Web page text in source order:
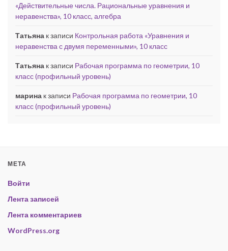
«Действительные числа. Рациональные уравнения и
неравенства», 10 класс, алгебра
Татьяна к записи Контрольная работа «Уравнения и
неравенства с двумя переменными», 10 класс
Татьяна к записи Рабочая программа по геометрии, 10
класс (профильный уровень)
марина к записи Рабочая программа по геометрии, 10
класс (профильный уровень)
МЕТА
Войти
Лента записей
Лента комментариев
WordPress.org